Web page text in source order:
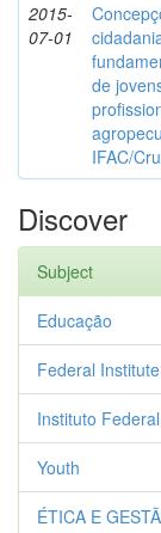
2015-
07-01
de
IFAC/
Discover
Subject
Educação
Federal
Instituto Federal
Youth
ÉTICA E